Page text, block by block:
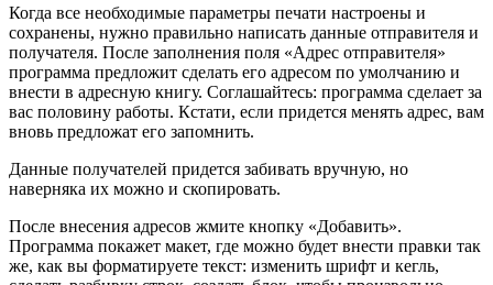
Когда все необходимые параметры печати настроены и
сохранены, нужно правильно написать данные отправителя и
получателя. После заполнения поля «Адрес отправителя»
программа предложит сделать его адресом по умолчанию и
внести в адресную книгу. Соглашайтесь: программа сделает за
вас половину работы. Кстати, если придется менять адрес, вам
вновь предложат его запомнить.
Данные получателей придется забивать вручную, но
наверняка их можно и скопировать.
После внесения адресов жмите кнопку «Добавить».
Программа покажет макет, где можно будет внести правки так
же, как вы форматируете текст: изменить шрифт и кегль,